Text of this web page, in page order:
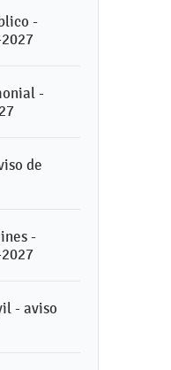
-
-
de
-
- aviso